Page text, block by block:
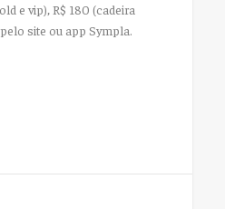
e vip), R$ 180 (cadeira
site ou app Sympla.